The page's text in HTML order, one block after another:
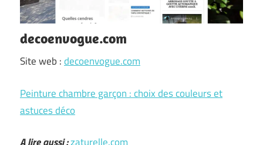
decoenvogue.com
Site web :decoenvogue.com
Peinture chambre garçon : choix des couleurs et
astuces déco